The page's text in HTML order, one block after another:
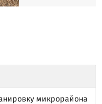
микрорайона